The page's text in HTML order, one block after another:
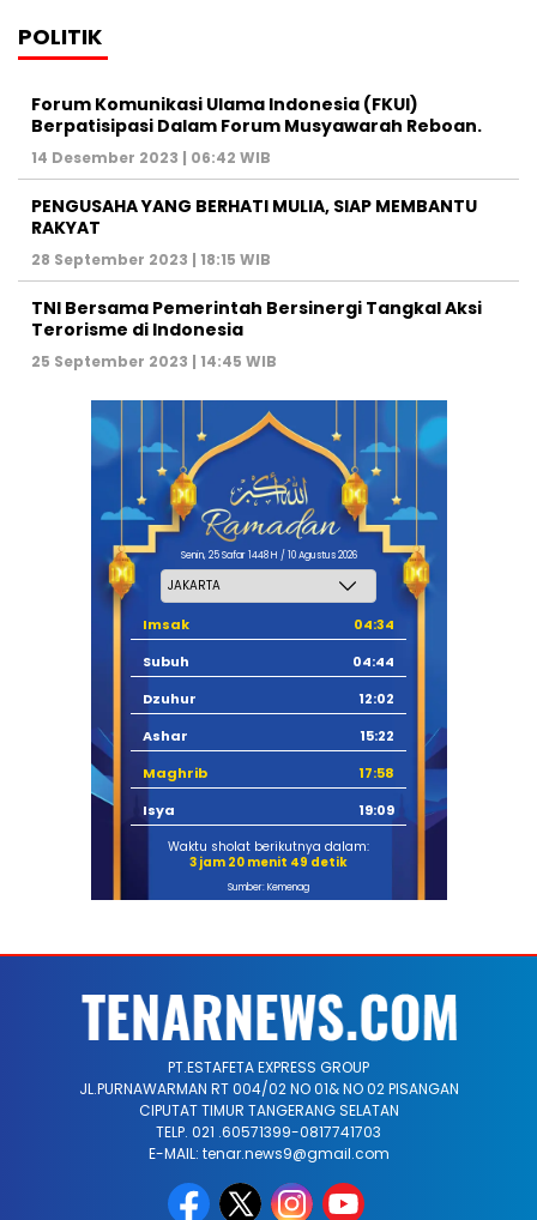
POLITIK
Forum Komunikasi Ulama Indonesia (FKUI)
Berpatisipasi Dalam Forum Musyawarah Reboan.
14 Desember 2023 | 06:42 WIB
PENGUSAHA YANG BERHATI MULIA, SIAP MEMBANTU
RAKYAT
28 September 2023 | 18:15 WIB
TNI Bersama Pemerintah Bersinergi Tangkal Aksi
Terorisme di Indonesia
25 September 2023 | 14:45 WIB
Senin, 25 Safar 1448 H / 10 Agustus 2026
Imsak
04:34
Subuh
04:44
Dzuhur
12:02
Ashar
15:22
Maghrib
17:58
Isya
19:09
Waktu sholat berikutnya dalam:
3 jam 20 menit 48 detik
Sumber: Kemenag
PT.ESTAFETA EXPRESS GROUP
JL.PURNAWARMAN RT 004/02 NO 01& NO 02 PISANGAN
CIPUTAT TIMUR TANGERANG SELATAN
TELP. 021 .60571399-0817741703
E-MAIL: tenar.news9@gmail.com